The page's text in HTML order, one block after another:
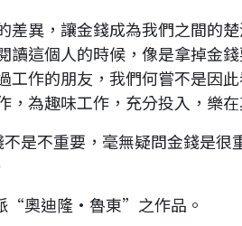
差異，讓金錢成為我們之間的
讀這個人的時候，像是拿掉金
工作的朋友，我們何嘗不是因
，為趣味工作，充分投入，樂
是不重要，毫無疑問金錢是
“奧迪隆·魯東”之作品。